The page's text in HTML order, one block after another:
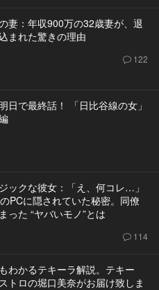
妻：年収900万の32歳妻が、退
まれた驚きの理由
122
日で最終話！ 「日比谷線の女」
ックな彼女：「え、何コレ…」
PCに隠されていた秘密。同僚
った “ヤバいモノ”とは
114
わかるテキーラ解説。テキー
トロの堀口美奈がお届け致しま